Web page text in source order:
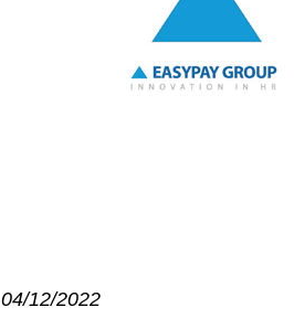
04/12/2022